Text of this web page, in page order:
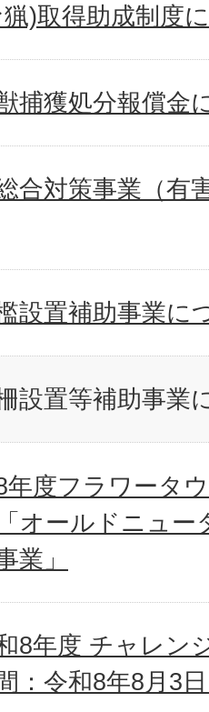
)取得助成制度
捕獲処分報償金
合対策事業（有
設置補助事業に
設置等補助事業
年度フラワータ
オールドニュー
業」
8年度 チャレン
：令和8年8月3